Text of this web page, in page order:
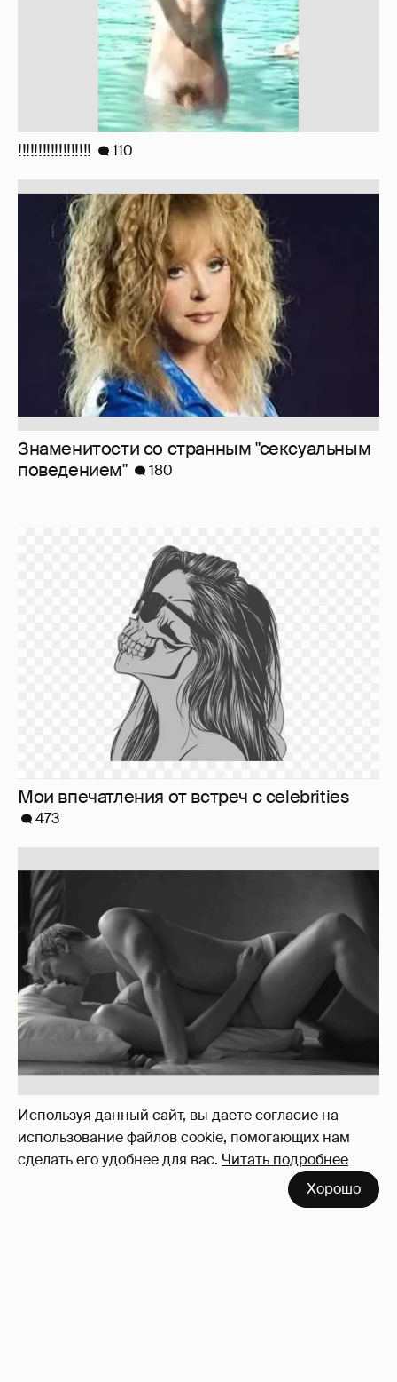
Используя данный сайт, вы даете согласие на
использование файлов cookie, помогающих нам
сделать его удобнее для вас. Читать подробнее
Хорошо
!!!!!!!!!!!!!!!!!! 110
Знаменитости со странным "сексуальным
поведением"
180
Мои впечатления от встреч с celebrities
473
Softporn 89